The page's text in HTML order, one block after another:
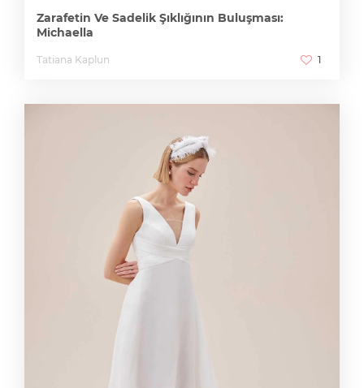
Zarafetin Ve Sadelik Şıklığının Buluşması:
Michaella
Tatiana Kaplun 1